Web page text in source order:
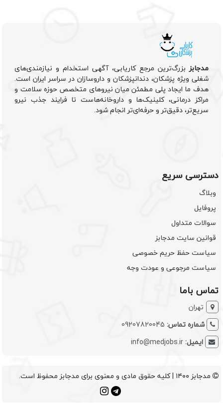
مدجابزبزرگ‌ترین مرجع کاریابی، آگهی استخدام و نیازمندی‌های
شغلی ویژه پزشکان، دندانپزشکان و داروسازان در سراسر ایران است.
هدف ما ایجاد پلی مطمئن میان نیروهای متخصص حوزه سلامت و
مراکز درمانی، کلینیک‌ها و داروخانه‌هاست تا فرایند جذب نیرو
سریع‌تر، دقیق‌تر و حرفه‌ای‌تر انجام شود.
دسترسی سریع
وبلاگ
پروفایل
سوالات متداول
قوانین سایت مدجابز
سیاست حفظ حریم خصوصی
سیاست مرجوعی و عودت وجه
تماس باما
تهران
شماره تماس: 09207820045
ایمیل:info@medjobs.ir
مدجابز ۱۴۰۰ | کلیه حقوق مادی و معنوی برای مدجابز محفوظ است.